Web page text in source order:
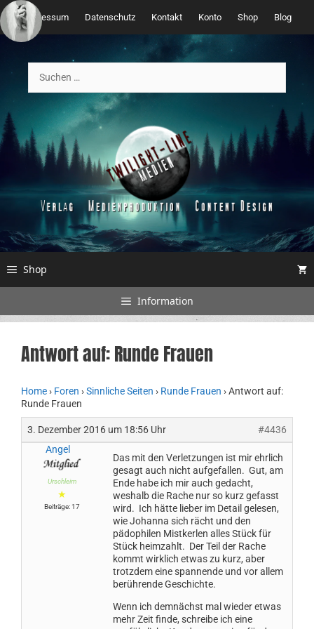
Zum
Inhalt
springen
Impressum Datenschutz Kontakt Konto Shop Blog
nach:
Shop
Information
Antwort auf: Runde Frauen
Home› Foren ›Sinnliche Seiten › Runde Frauen ›Antwort auf:
Runde Frauen
3. Dezember 2016 um 18:56 Uhr
#4436
Angel
Urschleim
★
Beiträge: 17
Das mit den Verletzungen ist mir ehrlich
gesagt auch nicht aufgefallen. Gut, am
Ende habe ich mir auch gedacht,
weshalb die Rache nur so kurz gefasst
wird. Ich hätte lieber im Detail gelesen,
wie Johanna sich rächt und den
pädophilen Mistkerlen alles Stück für
Stück heimzahlt. Der Teil der Rache
kommt wirklich etwas zu kurz, aber
trotzdem eine spannende und vor allem
berührende Geschichte.
Wenn ich demnächst mal wieder etwas
mehr Zeit finde, schreibe ich eine